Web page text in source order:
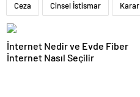
Ceza Cinsel İstismar Karar
İnternet Nedir ve Evde Fiber
İnternet Nasıl Seçilir